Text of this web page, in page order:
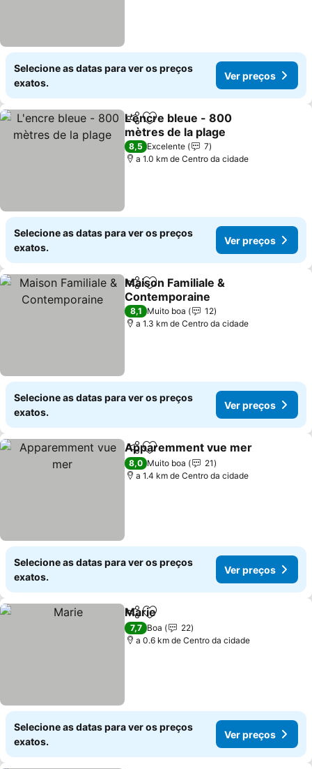
Selecione as datas para ver os preços
exatos.
Ver preços
PartilharAdicionar aos favoritos
L'encre bleue - 800
mètres de la plage
Ver preços
8,5 Excelente
7
a 1.0 km de Centro da cidade
Selecione as datas para ver os preços
exatos.
Ver preços
PartilharAdicionar aos favoritos
Maison Familiale &
Contemporaine
Ver preços
8,1 Muito boa
12
a 1.3 km de Centro da cidade
Selecione as datas para ver os preços
exatos.
Ver preços
PartilharAdicionar aos favoritos
Apparemment vue mer
8,0 Muito boa
21
a 1.4 km de Centro da cidade
Selecione as datas para ver os preços
exatos.
Ver preços
PartilharAdicionar aos favoritos
Marie
7,7 Boa
22
a 0.6 km de Centro da cidade
Selecione as datas para ver os preços
exatos.
Ver preços